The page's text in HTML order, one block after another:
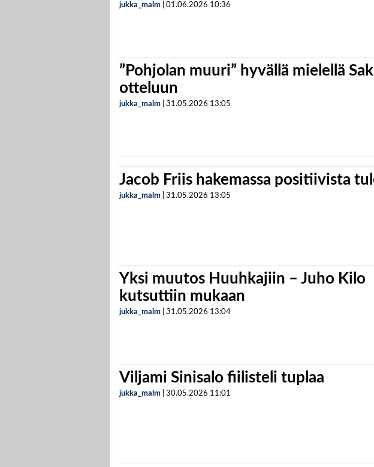
jukka_malm 01.06.2026 10:36
”Pohjolan muuri” hyvällä mielellä
otteluun
jukka_malm 31.05.2026 13:05
Jacob Friis hakemassa positiivista
jukka_malm 31.05.2026 13:05
Yksi muutos Huuhkajiin – Juho Kilo
kutsuttiin mukaan
jukka_malm 31.05.2026 13:04
Viljami Sinisalo fiilisteli tuplaa
jukka_malm 30.05.2026 11:01